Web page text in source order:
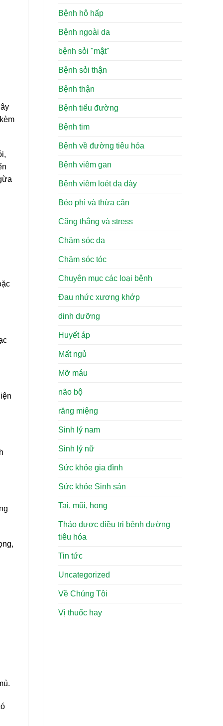
Bệnh hô hấp
Bệnh ngoài da
bệnh sỏi "mật"
Bệnh sỏi thận
Bệnh thận
Bệnh tiểu đường
Bệnh tim
Bệnh về đường tiêu hóa
Bệnh viêm gan
Bệnh viêm loét dạ dày
Béo phì và thừa cân
Căng thẳng và stress
Chăm sóc da
Chăm sóc tóc
Chuyên mục các loại bệnh
Đau nhức xương khớp
dinh dưỡng
Huyết áp
Mất ngủ
Mỡ máu
não bộ
răng miệng
Sinh lý nam
Sinh lý nữ
Sức khỏe gia đình
Sức khỏe Sinh sản
Tai, mũi, họng
Thảo dược điều trị bệnh đường
tiêu hóa
Tin tức
Uncategorized
Về Chúng Tôi
Vị thuốc hay